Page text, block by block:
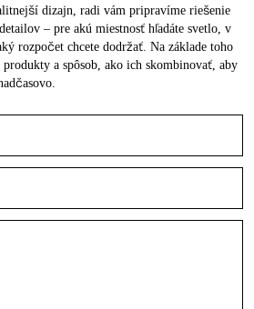
dizajn, radi vám pripravíme riešenie
– pre akú miestnosť hľadáte svetlo, v
rozpočet chcete dodržať. Na základe toho
a spôsob, ako ich skombinovať, aby